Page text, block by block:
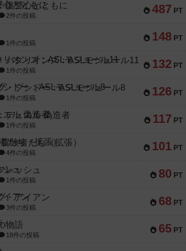
487 PT
復讐心とともに
2件の投稿
148 PT
1件の投稿
132 PT
バタリオンズ：ASLモジュール11
1件の投稿
126 PT
・ブシドー：ASLモジュール8
1件の投稿
117 PT
デュエル 偽造者
1件の投稿
101 PT
険者たち（拡張）
4件の投稿
80 PT
レッシュ
1件の投稿
68 PT
・アイアン
3件の投稿
65 PT
物語
18件の投稿